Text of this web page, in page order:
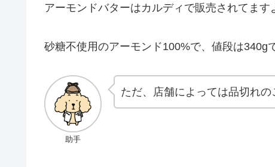
アーモンドバターはカルディで販売されてます
砂糖不使用のアーモンド100%で、値段は340g
助手
ただ、店舗によっては品切れの